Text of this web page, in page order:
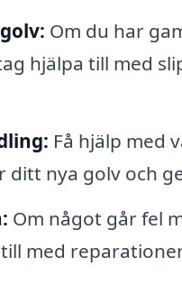
Om du har
hjälpa till med
Få hjälp med
nya golv och
Om något går fel
med